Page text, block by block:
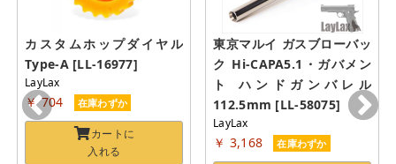
カスタムホップダイヤル
Type-A [LL-16977]
LayLax
￥ 704 在庫わずか
カートに
入れる
東京マルイ ガスブローバッ
ク Hi-CAPA5.1・ガバメン
ト ハンドガンバレル
112.5mm [LL-58075]
LayLax
￥ 3,168 在庫わずか